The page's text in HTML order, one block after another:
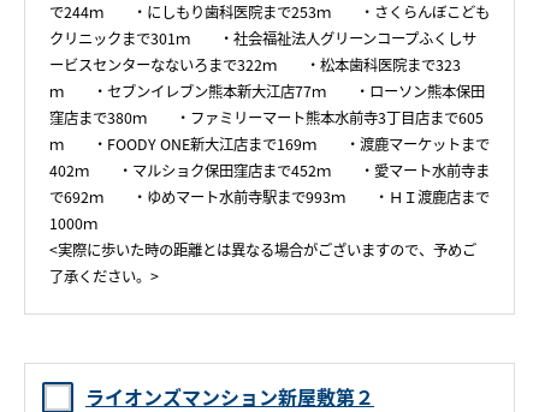
で244ｍ ・にしもり歯科医院まで253ｍ ・さくらんぼこども
クリニックまで301ｍ ・社会福祉法人グリーンコープふくしサ
ービスセンターなないろまで322ｍ ・松本歯科医院まで323
ｍ ・セブンイレブン熊本新大江店77ｍ ・ローソン熊本保田
窪店まで380ｍ ・ファミリーマート熊本水前寺3丁目店まで605
ｍ ・FOODY ONE新大江店まで169ｍ ・渡鹿マーケットまで
402ｍ ・マルショク保田窪店まで452ｍ ・愛マート水前寺ま
で692ｍ ・ゆめマート水前寺駅まで993ｍ ・ＨＩ渡鹿店まで
1000ｍ
<実際に歩いた時の距離とは異なる場合がございますので、予めご
了承ください。>
ライオンズマンション新屋敷第２